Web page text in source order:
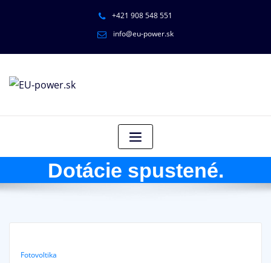
+421 908 548 551
info@eu-power.sk
Dotácie spustené.
Fotovoltika